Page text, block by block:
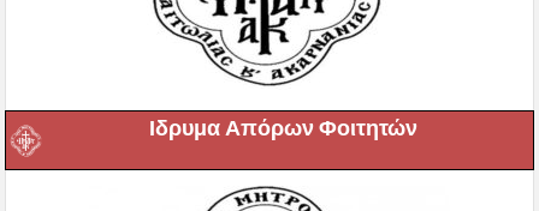
Ιδρυμα Απόρων Φοιτητών